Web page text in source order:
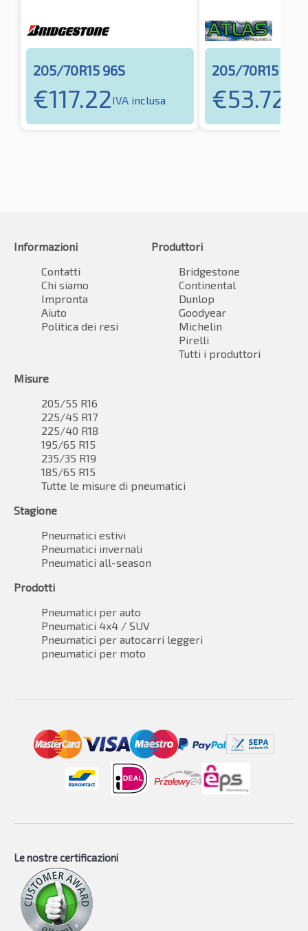
205/70R15 96S
€117.22IVA inclusa
205/70R15 96T
€53.72
Informazioni
Contatti
Chi siamo
Impronta
Aiuto
Politica dei resi
Produttori
Bridgestone
Continental
Dunlop
Goodyear
Michelin
Pirelli
Tutti i produttori
Misure
205/55 R16
225/45 R17
225/40 R18
195/65 R15
235/35 R19
185/65 R15
Tutte le misure di pneumatici
Stagione
Pneumatici estivi
Pneumatici invernali
Pneumatici all-season
Prodotti
Pneumatici per auto
Pneumatici 4x4 / SUV
Pneumatici per autocarri leggeri
pneumatici per moto
Le nostre certificazioni